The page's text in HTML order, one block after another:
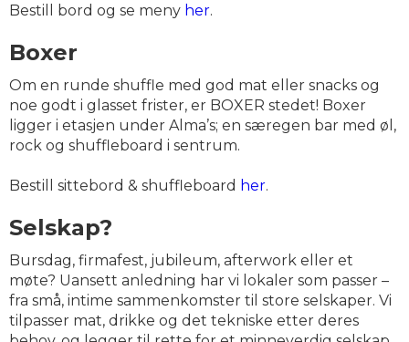
Bestill bord og se meny her.
Boxer
Om en runde shuffle med god mat eller snacks og
noe godt i glasset frister, er BOXER stedet! Boxer
ligger i etasjen under Alma’s; en særegen bar med øl,
rock og shuffleboard i sentrum.
Bestill sittebord & shuffleboard her.
Selskap?
Bursdag, firmafest, jubileum, afterwork eller et
møte? Uansett anledning har vi lokaler som passer –
fra små, intime sammenkomster til store selskaper. Vi
tilpasser mat, drikke og det tekniske etter deres